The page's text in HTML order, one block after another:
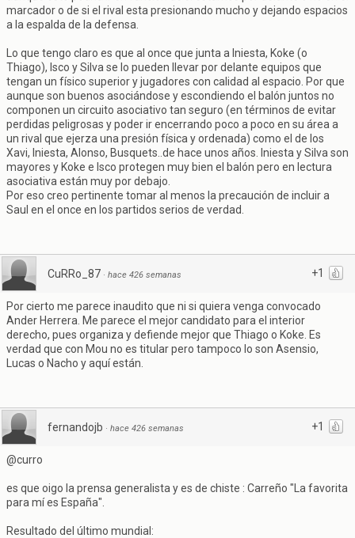
marcador o de si el rival esta presionando mucho y dejando espacios
a la espalda de la defensa.
Lo que tengo claro es que al once que junta a Iniesta, Koke (o
Thiago), Isco y Silva se lo pueden llevar por delante equipos que
tengan un físico superior y jugadores con calidad al espacio. Por que
aunque son buenos asociándose y escondiendo el balón juntos no
componen un circuito asociativo tan seguro (en términos de evitar
perdidas peligrosas y poder ir encerrando poco a poco en su área a
un rival que ejerza una presión física y ordenada) como el de los
Xavi, Iniesta, Alonso, Busquets..de hace unos años. Iniesta y Silva son
mayores y Koke e Isco protegen muy bien el balón pero en lectura
asociativa están muy por debajo.
Por eso creo pertinente tomar al menos la precaución de incluir a
Saul en el once en los partidos serios de verdad.
+1
CuRRo_87 · hace 426 semanas
Por cierto me parece inaudito que ni si quiera venga convocado
Ander Herrera. Me parece el mejor candidato para el interior
derecho, pues organiza y defiende mejor que Thiago o Koke. Es
verdad que con Mou no es titular pero tampoco lo son Asensio,
Lucas o Nacho y aquí están.
+1
fernandojb · hace 426 semanas
@curro
es que oigo la prensa generalista y es de chiste : Carreño "La favorita
para mí es España".
Resultado del último mundial: